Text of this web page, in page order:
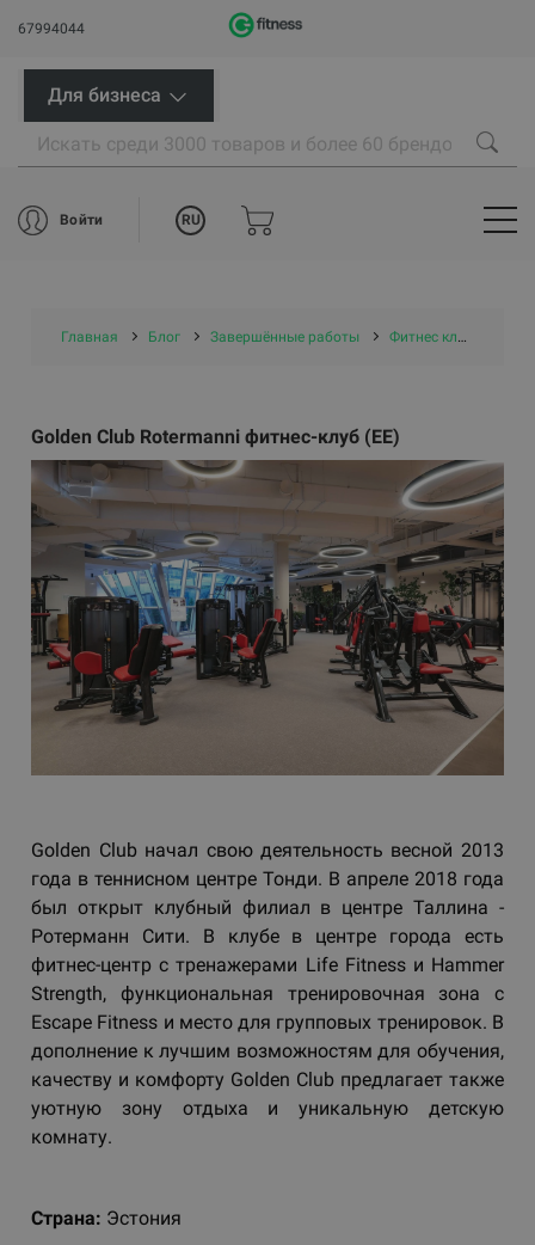
67994044
Для бизнеса
Войти RU
Главная Блог Завершённые работы Фитнес клубы
Golden Club Rotermanni фитнес-клуб (EE)
Golden Club начал свою деятельность весной 2013
года в теннисном центре Тонди. В апреле 2018 года
был открыт клубный филиал в центре Таллина -
Ротерманн Сити. В клубе в центре города есть
фитнес-центр с тренажерами Life Fitness и Hammer
Strength, функциональная тренировочная зона с
Escape Fitness и место для групповых тренировок. В
дополнение к лучшим возможностям для обучения,
качеству и комфорту Golden Club предлагает также
уютную зону отдыха и уникальную детскую
комнату.
Страна: Эстония